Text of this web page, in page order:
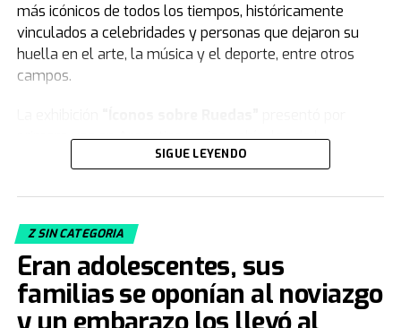
más icónicos de todos los tiempos, históricamente
vinculados a celebridades y personas que dejaron su
huella en el arte, la música y el deporte, entre otros
campos.
primera vez en Argentina varios vehículos de la
Jorge Yarur, creador de la
Santiago de Chile.
Acacia Echazarreta
Curaduría de la institución, le contó aTNde qué trata la
muestra. “Nuestra colección, con sus 19.000 piezas de
vestuario y accesorios, buscacongelar el tiempo.
SIGUE LEYENDO
Z SIN CATEGORIA
Eran adolescentes, sus
familias se oponían al noviazgo